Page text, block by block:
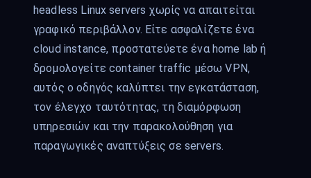
headless Linux servers χωρίς να απαιτείται
γραφικό περιβάλλον. Είτε ασφαλίζετε ένα
cloud instance, προστατεύετε ένα home lab ή
δρομολογείτε container traffic μέσω VPN,
αυτός ο οδηγός καλύπτει την εγκατάσταση,
τον έλεγχο ταυτότητας, τη διαμόρφωση
υπηρεσιών και την παρακολούθηση για
παραγωγικές αναπτύξεις σε servers.